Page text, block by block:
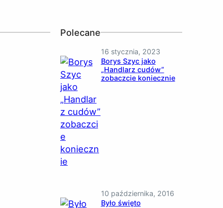
Polecane
16 stycznia, 2023
Borys Szyc jako
„Handlarz cudów”
zobaczcie koniecznie
10 października, 2016
Było święto